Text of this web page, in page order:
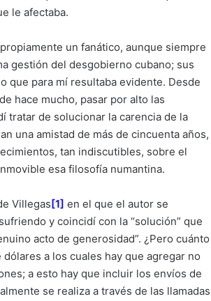
le afectaba.
un fanático, aunque siempre
gestión del desgobierno cubano; sus
que para mí resultaba evidente. Desde
hace mucho, pasar por alto las
tratar de solucionar la carencia de la
una amistad de más de cincuenta años,
tan indiscutibles, sobre el
esa filosofía numantina.
Villegas[1] en el que el autor se
y coincidí con la “solución” que
acto de generosidad”. ¿Pero cuánto
a los cuales hay que agregar no
a esto hay que incluir los envíos de
se realiza a través de las llamadas